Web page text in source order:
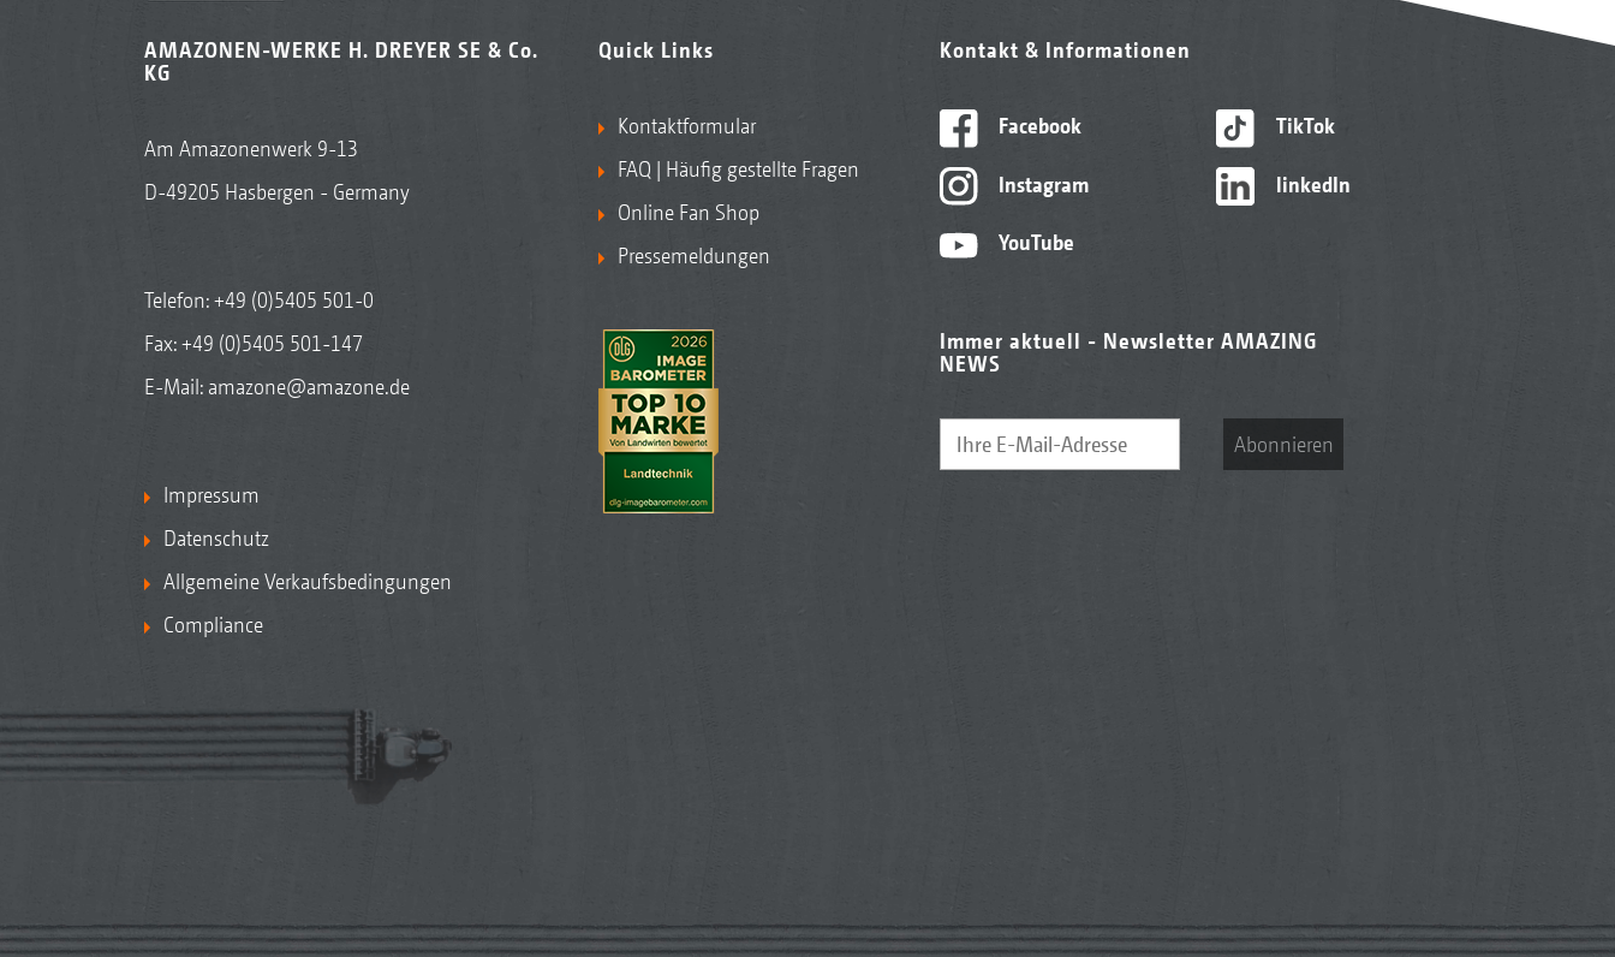
AMAZONEN-WERKE H. DREYER SE & Co.
KG
Am Amazonenwerk 9-13
D-49205 Hasbergen - Germany
Telefon:+49 (0)5405 501-0
Fax: +49 (0)5405 501-147
E-Mail: amazone@amazone.de
Impressum
Datenschutz
Allgemeine Verkaufsbedingungen
Compliance
Quick Links
Kontaktformular
FAQ | Häufig gestellte Fragen
Online Fan Shop
Pressemeldungen
Kontakt & Informationen
Facebook
Instagram
YouTube
TikTok
linkedIn
Immer aktuell - Newsletter AMAZING
NEWS
Abonnieren